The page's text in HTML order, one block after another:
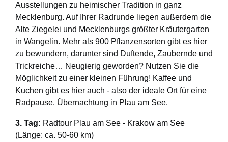
Ausstellungen zu heimischer Tradition in ganz
Mecklenburg. Auf Ihrer Radrunde liegen außerdem die
Alte Ziegelei und Mecklenburgs größter Kräutergarten
in Wangelin. Mehr als 900 Pflanzensorten gibt es hier
zu bewundern, darunter sind Duftende, Zaubernde und
Trickreiche… Neugierig geworden? Nutzen Sie die
Möglichkeit zu einer kleinen Führung! Kaffee und
Kuchen gibt es hier auch - also der ideale Ort für eine
Radpause. Übernachtung in Plau am See.
3. Tag: Radtour Plau am See - Krakow am See
(Länge: ca. 50-60 km)